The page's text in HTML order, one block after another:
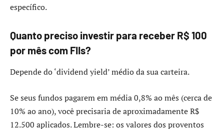
específico.
Quanto preciso investir para receber R$ 100
por mês com FIIs?
Depende do ‘dividend yield’ médio da sua carteira.
Se seus fundos pagarem em média 0,8% ao mês (cerca de
10% ao ano), você precisaria de aproximadamente R$
12.500 aplicados. Lembre-se: os valores dos proventos